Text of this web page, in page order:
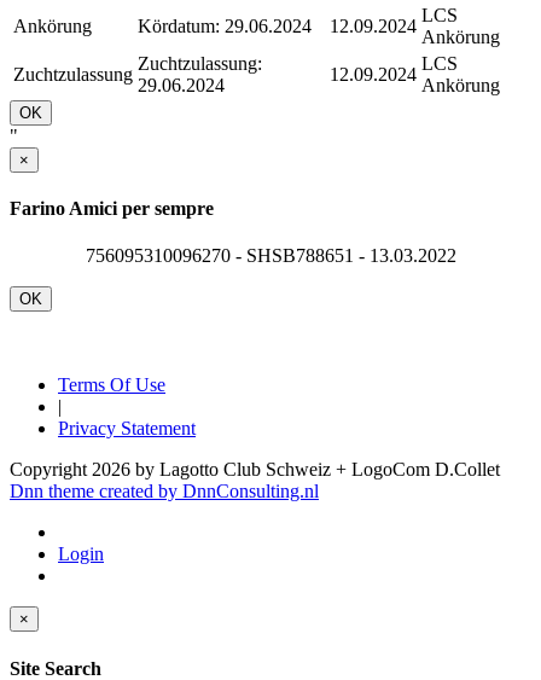
Ankörung
Kördatum: 29.06.2024 12.09.2024
LCS
Ankörung
Zuchtzulassung
Zuchtzulassung:
29.06.2024
12.09.2024
LCS
Ankörung
OK
"
×
Farino Amici per sempre
756095310096270 - SHSB788651 - 13.03.2022
OK
Terms Of Use
|
Privacy Statement
Copyright 2026 by Lagotto Club Schweiz + LogoCom D.Collet
Dnn theme created by DnnConsulting.nl
Login
×
Site Search